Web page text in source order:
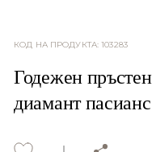
КОД НА ПРОДУКТА:103283
Годежен
диамант